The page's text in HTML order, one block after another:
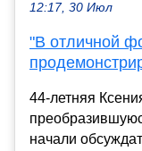
12:17, 30 Июл
"В отличной
44-летняя
начали